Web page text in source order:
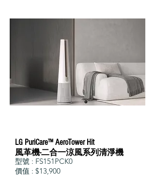
LG PuriCare™ AeroTower Hit
風革機-二合一涼風系列清淨機
型號 : FS151PCK0
價值 : $13,900